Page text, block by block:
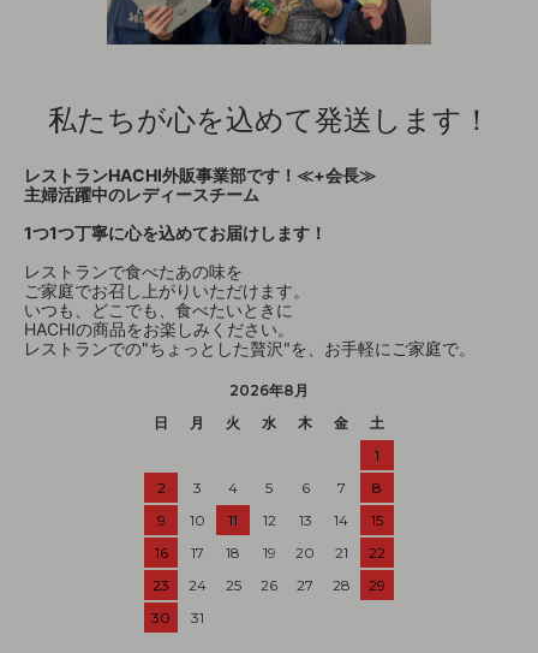
私たちが心を込めて発送します！
レストランHACHI外販事業部です！≪+会長≫
主婦活躍中のレディースチーム
1つ1つ丁寧に心を込めてお届けします！
レストランで食べたあの味を
ご家庭でお召し上がりいただけます。
いつも、どこでも、食べたいときに
HACHIの商品をお楽しみください。
レストランでの"ちょっとした贅沢"を、お手軽にご家庭で。
2026年8月
日
月 火 水 木 金
土
1
2
3 4 5 6 7
8
9
10 11 12 13 14
15
16
17 18 19 20 21
22
23
24 25 26 27 28
29
30
31